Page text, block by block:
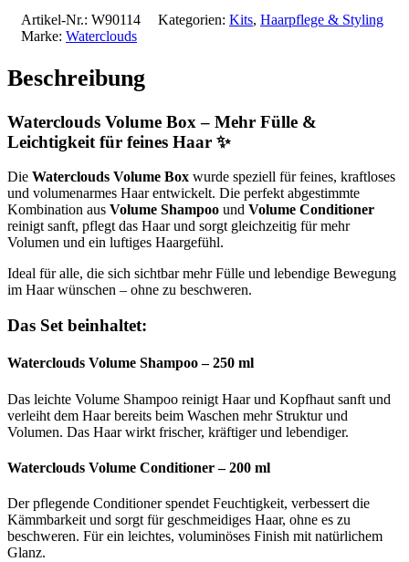
Artikel-Nr.: W90114 Kategorien: Kits, Haarpflege & Styling
Marke: Waterclouds
Beschreibung
Waterclouds Volume Box – Mehr Fülle &
Leichtigkeit für feines Haar ✨
Die Waterclouds Volume Box wurde speziell für feines, kraftloses
und volumenarmes Haar entwickelt. Die perfekt abgestimmte
Kombination aus Volume Shampoo und Volume Conditioner
reinigt sanft, pflegt das Haar und sorgt gleichzeitig für mehr
Volumen und ein luftiges Haargefühl.
Ideal für alle, die sich sichtbar mehr Fülle und lebendige Bewegung
im Haar wünschen – ohne zu beschweren.
Das Set beinhaltet:
Waterclouds Volume Shampoo – 250 ml
Das leichte Volume Shampoo reinigt Haar und Kopfhaut sanft und
verleiht dem Haar bereits beim Waschen mehr Struktur und
Volumen. Das Haar wirkt frischer, kräftiger und lebendiger.
Waterclouds Volume Conditioner – 200 ml
Der pflegende Conditioner spendet Feuchtigkeit, verbessert die
Kämmbarkeit und sorgt für geschmeidiges Haar, ohne es zu
beschweren. Für ein leichtes, voluminöses Finish mit natürlichem
Glanz.